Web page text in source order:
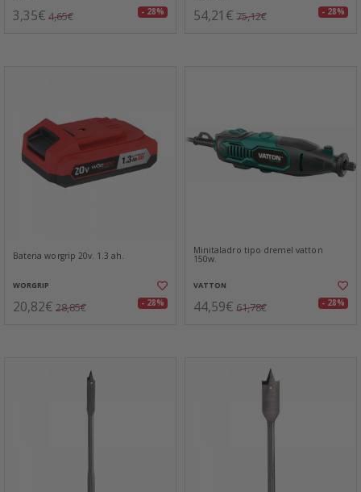
3,35€ 4,65€ - 28% 54,21€ 75,12€ - 28%
Bateria worgrip 20v. 1.3 ah.
WORGRIP
20,82€ 28,85€ - 28%
Minitaladro tipo dremel vatton
150w.
VATTON
44,59€ 61,78€ - 28%